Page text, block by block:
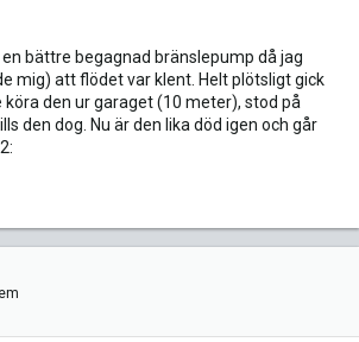
bättre begagnad bränslepump då jag
mig) att flödet var klent. Helt plötsligt gick
köra den ur garaget (10 meter), stod på
den dog. Nu är den lika död igen och går